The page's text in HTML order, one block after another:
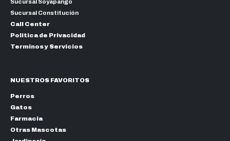
Sucursal Soyapango
Sucursal Constitución
Call Center
Politica de Privacidad
Terminos y Servicios
NUESTROS FAVORITOS
Perros
Gatos
Farmacia
Otras Mascotas